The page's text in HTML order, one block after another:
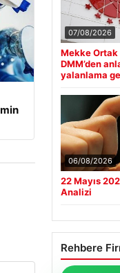
07/08/2026
Mekke Ortak
DMM’den
yalanlama
06/08/2026
22 Mayıs
Analizi
Rehbere